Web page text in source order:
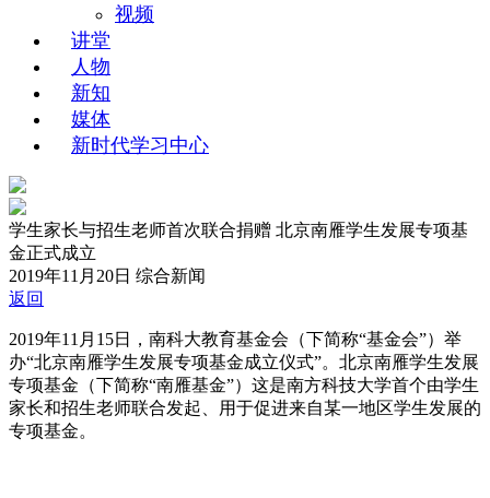
视频
讲堂
人物
新知
媒体
新时代学习中心
学生家长与招生老师首次联合捐赠 北京南雁学生发展专项基
金正式成立
2019年11月20日 综合新闻
返回
2019年11月15日，南科大教育基金会（下简称“基金会”）举
办“北京南雁学生发展专项基金成立仪式”。北京南雁学生发展
专项基金（下简称“南雁基金”）这是南方科技大学首个由学生
家长和招生老师联合发起、用于促进来自某一地区学生发展的
专项基金。